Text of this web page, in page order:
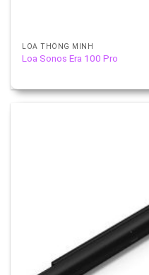
LOA THÔNG MINH
Loa Sonos Era 100 Pro